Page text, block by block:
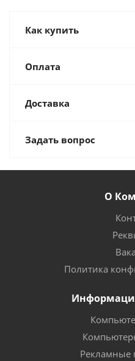
Как купить
Оплата
Доставка
Задать вопрос
О
Политика
Рекламные